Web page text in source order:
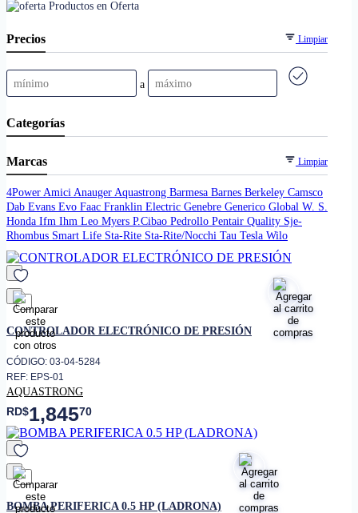
Productos en Oferta
Precios Limpiar
a
Categorías
Marcas Limpiar
4Power Amici Anauger Aquastrong Barmesa Barnes Berkeley Camsco
Dab Evans Evo Faac Franklin Electric Genebre Generico Global W. S.
Honda Ifm Ihm Leo Myers P.Cibao Pedrollo Pentair Quality Sje-
Rhombus Smart Life Sta-Rite Sta-Rite/Nocchi Tau Tesla Wilo
favorito
CONTROLADOR ELECTRÓNICO DE PRESIÓN
CÓDIGO: 03-04-5284
REF: EPS-01
AQUASTRONG
RD$1,84570
favorito
BOMBA PERIFERICA 0.5 HP (LADRONA)